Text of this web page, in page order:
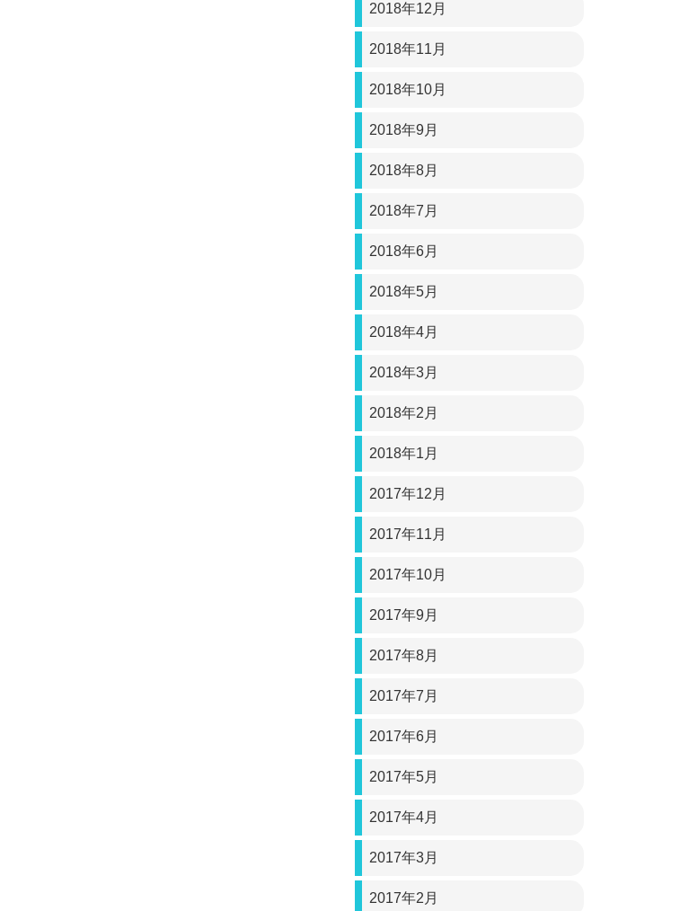
2018年12月
2018年11月
2018年10月
2018年9月
2018年8月
2018年7月
2018年6月
2018年5月
2018年4月
2018年3月
2018年2月
2018年1月
2017年12月
2017年11月
2017年10月
2017年9月
2017年8月
2017年7月
2017年6月
2017年5月
2017年4月
2017年3月
2017年2月